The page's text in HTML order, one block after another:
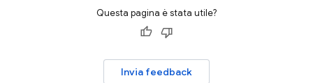
Questa pagina è stata utile?
Invia feedback